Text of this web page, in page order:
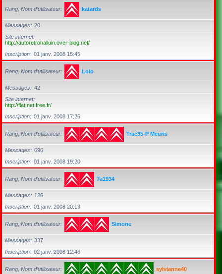
Rang, Nom d’utilisateur katards
Messages
20
Site internet
http://autoretrohalluin.over-blog.net/
Inscription
01 janv. 2008 15:45
Rang, Nom d’utilisateur Lolo
Messages
42
Site internet
http://flat.net.free.fr/
Inscription
01 janv. 2008 17:26
Rang, Nom d’utilisateur Trac35-P Meuris
Messages
696
Inscription
01 janv. 2008 19:20
Rang, Nom d’utilisateur 7a1934
Messages
126
Inscription
01 janv. 2008 20:13
Rang, Nom d’utilisateur Simone
Messages
337
Inscription
02 janv. 2008 12:46
Rang, Nom d’utilisateur sylvianne40